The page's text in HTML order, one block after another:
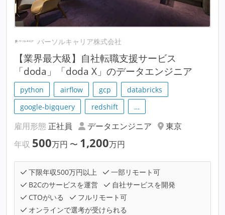
パーソルキャリア株式会社
【業界最大級】自社転職支援サービス
「doda」「doda X」のデータエンジニア
python airflow gcp
databricks
google-bigquery
redshift …
雇用形態 正社員 データエンジニア
東京
年収 500万円 〜 1,200万円
下限年収500万円以上
一部リモート可
B2Cのサービスを運営
自社サービスを開発
CTOがいる
フルリモート可
オンラインで選考が受けられる